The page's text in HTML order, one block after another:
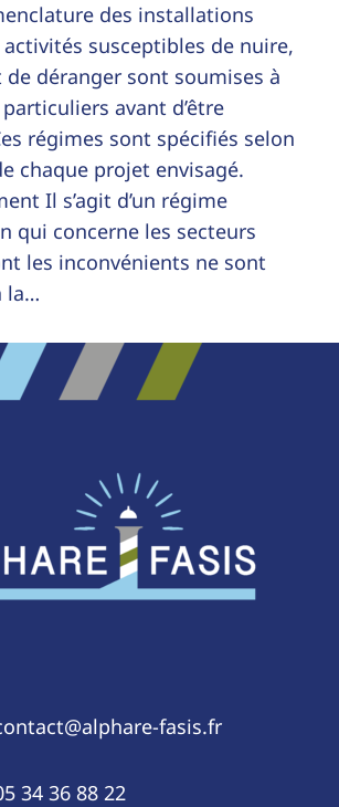
des installations
activités susceptibles de nuire,
déranger sont soumises à
avant d’être
régimes sont spécifiés selon
chaque projet envisagé.
Il s’agit d’un régime
qui concerne les secteurs
les inconvénients ne sont
la…
fasis.fr
34 36 88 22